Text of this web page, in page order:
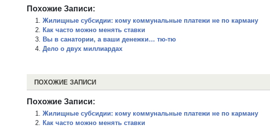
Похожие Записи:
Жилищные субсидии: кому коммунальные платежи не по карману
Как часто можно менять ставки
Вы в санатории, а ваши денежки… тю-тю
Дело о двух миллиардах
ПОХОЖИЕ ЗАПИСИ
Похожие Записи:
Жилищные субсидии: кому коммунальные платежи не по карману
Как часто можно менять ставки